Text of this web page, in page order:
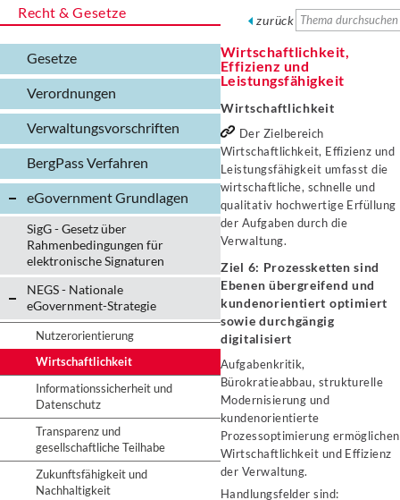
Recht & Gesetze
Gesetze
Verordnungen
Verwaltungs­vorschriften
BergPass Verfahren
eGovernment Grundlagen
SigG - Gesetz über
Rahmenbedingungen für
elektronische Signaturen
NEGS - Nationale
eGovernment-Strategie
Nutzerorientierung
Wirtschaftlichkeit
Informationssicherheit und
Datenschutz
Transparenz und
gesellschaftliche Teilhabe
Zukunftsfähigkeit und
Nachhaltigkeit
zurück
Wirtschaftlichkeit,
Effizienz und
Leistungsfähigkeit
Wirtschaftlichkeit
Der Zielbereich
Wirtschaftlichkeit, Effizienz und
Leistungsfähigkeit umfasst die
wirtschaftliche, schnelle und
qualitativ hochwertige Erfüllung
der Aufgaben durch die
Verwaltung.
Ziel 6: Prozessketten sind
Ebenen übergreifend und
kundenorientiert optimiert
sowie durchgängig
digitalisiert
Aufgabenkritik,
Bürokratieabbau, strukturelle
Modernisierung und
kundenorientierte
Prozessoptimierung ermöglichen
Wirtschaftlichkeit und Effizienz
der Verwaltung.
Handlungsfelder sind: